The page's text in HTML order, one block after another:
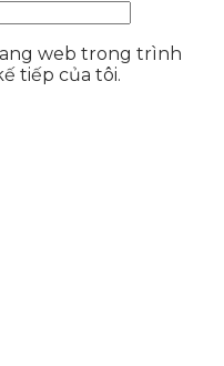
web trong trình
tiếp của tôi.